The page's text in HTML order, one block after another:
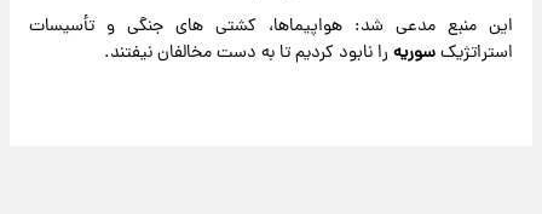
این منبع مدعی شد: هواپیماها، کشتی های جنگی و تأسیسات
استراتژیکسوریهرا نابود کردیم تا به دست مخالفان نیفتند.